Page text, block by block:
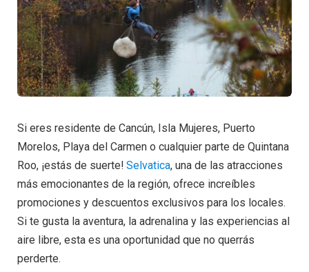
Si eres residente de Cancún, Isla Mujeres, Puerto
Morelos, Playa del Carmen o cualquier parte de Quintana
Roo, ¡estás de suerte! Selvatica, una de las atracciones
más emocionantes de la región, ofrece increíbles
promociones y descuentos exclusivos para los locales.
Si te gusta la aventura, la adrenalina y las experiencias al
aire libre, esta es una oportunidad que no querrás
perderte.